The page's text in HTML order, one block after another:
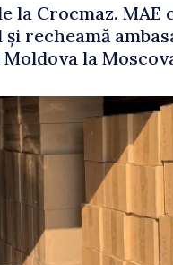
la Crocmaz. MAE
recheamă
la